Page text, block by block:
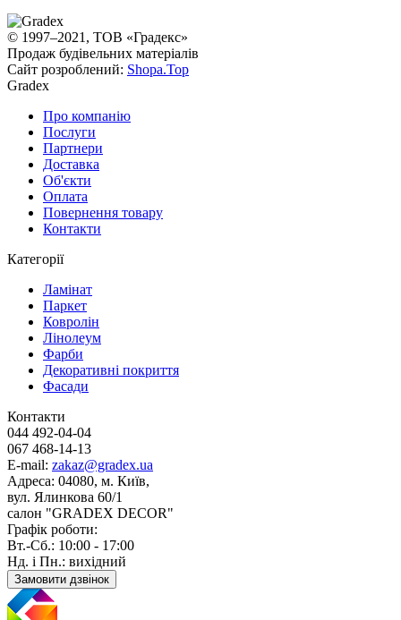
© 1997–2021, ТОВ «Градекс»
Продаж будівельних матеріалів
Сайт розроблений: Shopa.Top
Gradex
Про компанію
Послуги
Партнери
Доставка
Об'єкти
Оплата
Повернення товару
Контакти
Категорії
Ламінат
Паркет
Ковролін
Лінолеум
Фарби
Декоративні покриття
Фасади
Контакти
044 492-04-04
067 468-14-13
E-mail: zakaz@gradex.ua
Адреса: 04080, м. Київ,
вул. Ялинкова 60/1
салон "GRADEX DECOR"
Графік роботи:
Вт.-Сб.: 10:00 - 17:00
Нд. і Пн.: вихідний
Замовити дзвінок